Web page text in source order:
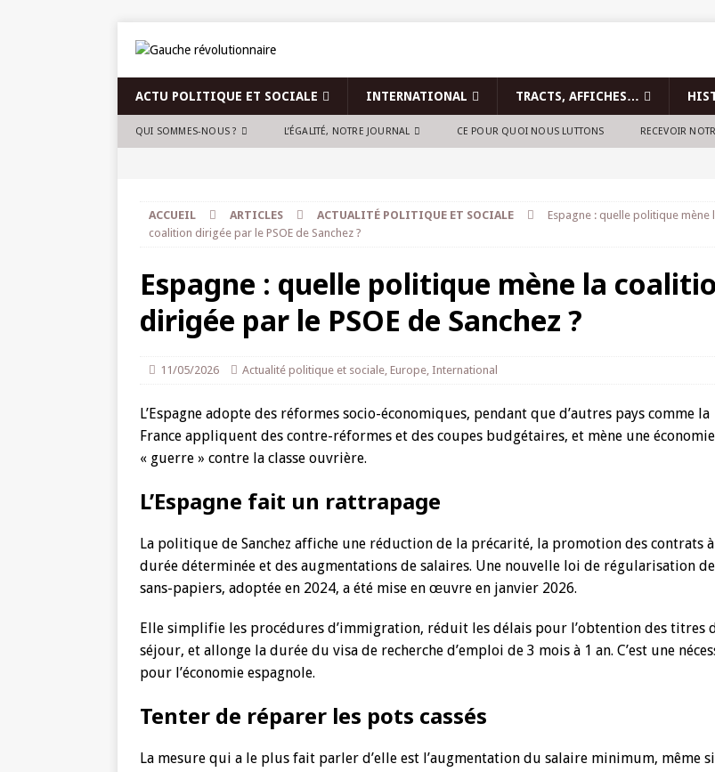
ACTU POLITIQUE ET SOCIALE INTERNATIONAL TRACTS, AFFICHES…
QUI SOMMES-NOUS ? L’ÉGALITÉ, NOTRE JOURNAL CE POUR QUOI NOUS LUTTONS RECEVOIR
ACCUEIL ARTICLES ACTUALITÉ POLITIQUE ET SOCIALE
Espagne : quelle politique mène
coalition dirigée par le PSOE de Sanchez ?
Espagne : quelle politique mène la
dirigée par le PSOE de Sanchez ?
11/05/2026 Actualité politique et sociale, Europe, International
L’Espagne adopte des réformes socio-économiques, pendant que d’autres pays comme la
France appliquent des contre-réformes et des coupes budgétaires, et mène une
« guerre » contre la classe ouvrière.
L’Espagne fait un rattrapage
La politique de Sanchez affiche une réduction de la précarité, la promotion des contrats à
durée déterminée et des augmentations de salaires. Une nouvelle loi de régularisation
sans-papiers, adoptée en 2024, a été mise en œuvre en janvier 2026.
Elle simplifie les procédures d’immigration, réduit les délais pour l’obtention des titres
séjour, et allonge la durée du visa de recherche d’emploi de 3 mois à 1 an. C’est une
pour l’économie espagnole.
Tenter de réparer les pots cassés
La mesure qui a le plus fait parler d’elle est l’augmentation du salaire minimum, même si